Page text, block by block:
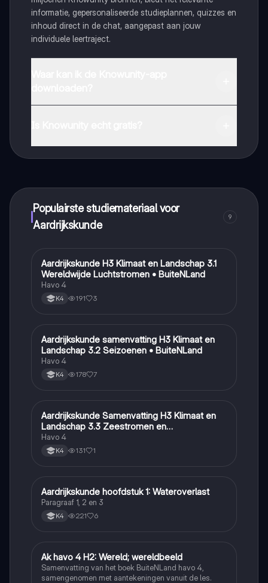
informatie, gepersonaliseerde studieplannen, quizzes en
inhoud direct in de chat, aangepast aan jouw
individuele leertraject.
Populairste studiemateriaal voor
Aardrijkskunde
9
Aardrijkskunde
Aardrijkskunde H3 Klimaat en Landschap 3.1
Wereldwijde Luchtstromen • BuiteNLand
Havo 4
K4 191 3
Aardrijkskunde
Aardrijkskunde samenvatting H3 Klimaat en
Landschap 3.2 Seizoenen • BuiteNLand
Havo 4
K4 178 7
Aardrijkskunde
Aardrijkskunde Samenvatting H3 Klimaat en
Landschap 3.3 Zeestromen en
Klimaatgebieden • BuiteNLand
Havo 4
K4 131 1
Aardrijkskunde
Aardrijkskunde hoofdstuk 1: Wateroverlast
Paragraaf 1, 2 en 3
K4 221 6
Aardrijkskunde
Ak havo 4 H2: Wereld; wereldbeeld
Samenvatting van het boek BuiteNLand havo 4,
samengenomen met aantekeningen vanuit de les.